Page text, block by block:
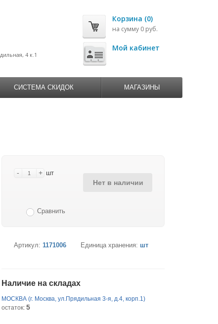
4 к.1
Корзина (0)
на сумму 0 руб.
Мой кабинет
СИСТЕМА СКИДОК МАГАЗИНЫ
- + шт
Нет в наличии
Сравнить
Артикул: 1171006 Единица хранения: шт
Наличие на складах
МОСКВА (г. Москва, ул.Прядильная 3-я, д.4, корп.1)
остаток: 5